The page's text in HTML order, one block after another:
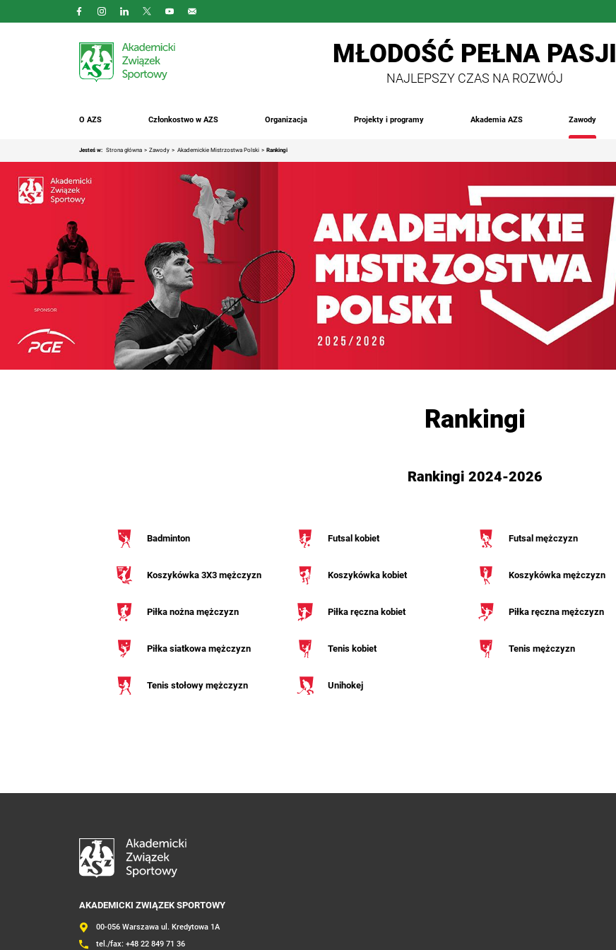
MŁODOŚĆ PEŁNA PASJI
NAJLEPSZY CZAS NA ROZWÓJ
O AZS Członkostwo w AZS Organizacja Projekty i programy Akademia AZS Zawody
Jesteś w: Strona główna Zawody Akademickie Mistrzostwa Polski Rankingi
Rankingi
Rankingi 2024-2026
Badminton Futsal kobiet Futsal mężczyzn
Koszykówka 3X3 mężczyzn Koszykówka kobiet Koszykówka mężczyzn
Piłka nożna mężczyzn Piłka ręczna kobiet Piłka ręczna mężczyzn
Piłka siatkowa mężczyzn Tenis kobiet Tenis mężczyzn
Tenis stołowy mężczyzn Unihokej
AKADEMICKI ZWIĄZEK SPORTOWY
00-056 Warszawa ul. Kredytowa 1A
tel./fax: +48 22 849 71 36